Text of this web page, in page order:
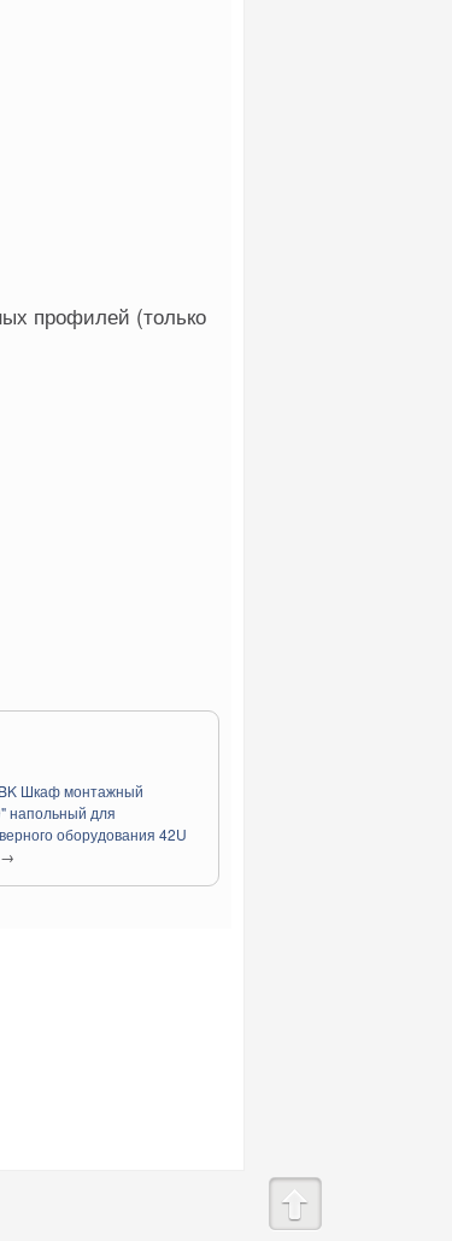
профилей (только
Шкаф монтажный
напольный для
оборудования 42U
→